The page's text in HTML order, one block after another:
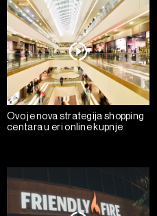
Ovo je nova strategija shopping
centara u eri online kupnje